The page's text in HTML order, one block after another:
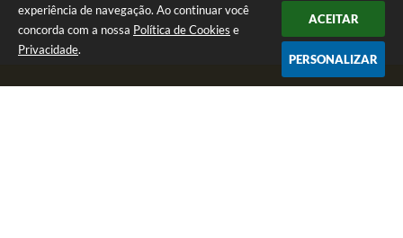
experiência de navegação. Ao continuar você
concorda com a nossa Política de Cookies e
Privacidade.
ACEITAR
PERSONALIZAR